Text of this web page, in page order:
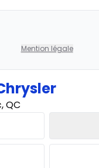
Mention légale
QC